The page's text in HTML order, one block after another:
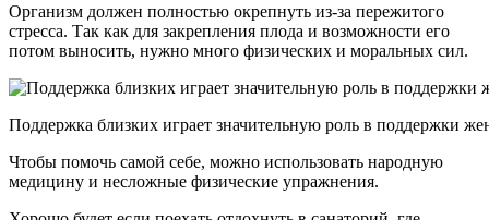
Организм должен полностью окрепнуть из-за пережитого
стресса. Так как для закрепления плода и возможности его
потом выносить, нужно много физических и моральных сил.
Поддержка близких играет значительную роль в поддержки
Чтобы помочь самой себе, можно использовать народную
медицину и несложные физические упражнения.